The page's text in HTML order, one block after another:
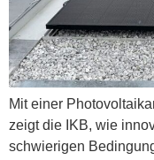
Mit einer
zeigt die IKB, wie
schwierigen